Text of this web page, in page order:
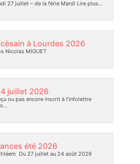
27 juillet – de la férie Mardi Lire plus…
à Lourdes 2026
Nicolas MIGUET
juillet 2026
ou pas encore inscrit à l’infolettre
été 2026
Du 27 juillet au 24 août 2026